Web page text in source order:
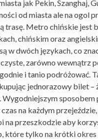
jak Pekin, Szanghaj,
od miasta ale na ogol
trasę. Metro chińskie
chińskim oraz
w dwóch językach, co
zarówno wewnątrz
i tanio podróżować.
jednorazowy bilet
na każdym
na przeszkodzie aby
które tylko na krótki